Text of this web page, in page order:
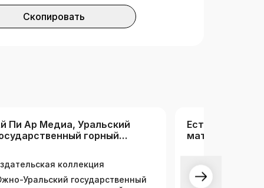
Скопировать
Пи Ар Медиа, Уральский
горный
коллекция
Уральский государственный
Естественные
математика и